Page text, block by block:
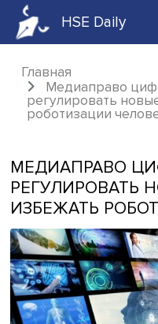
HSE Daily
Главная
Медиаправо
регулировать
МЕДИАПРАВО
ИЗБЕЖАТЬ